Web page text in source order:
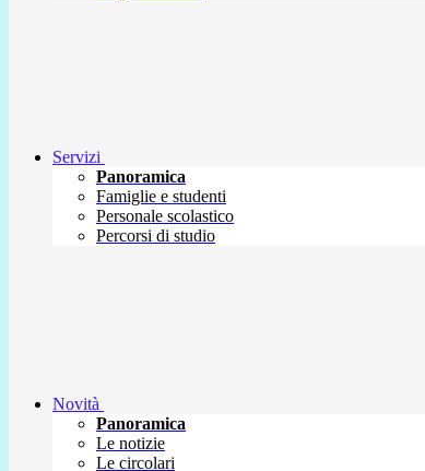
Servizi
Panoramica
Famiglie e studenti
Personale scolastico
Percorsi di studio
Novità
Panoramica
Le notizie
Le circolari